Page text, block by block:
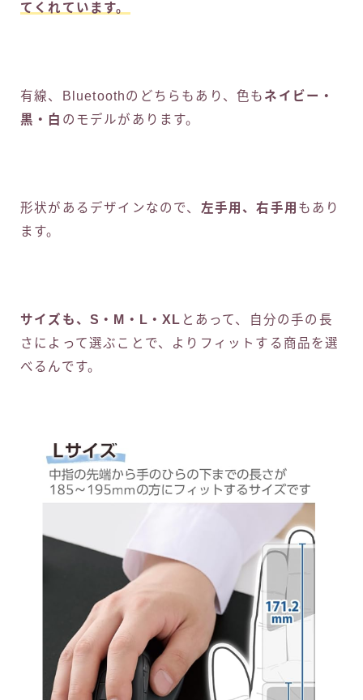
てくれています。
有線、Bluetoothのどちらもあり、色も ネイビー・
黒・白 のモデルがあります。
形状があるデザインなので、 左手用、右手用 もあり
ます。
サイズも、S・M・L・XL とあって、自分の手の長
さによって選ぶことで、よりフィットする商品を選
べるんです。